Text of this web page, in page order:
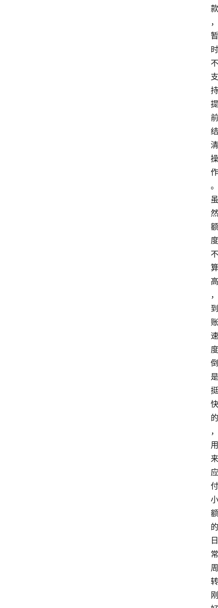
款
，
暂
时
不
支
持
提
前
结
清
操
作
。
虽
然
额
度
不
算
高
，
到
账
速
度
倒
是
挺
快
的
，
用
来
应
付
小
额
的
日
常
周
转
刚